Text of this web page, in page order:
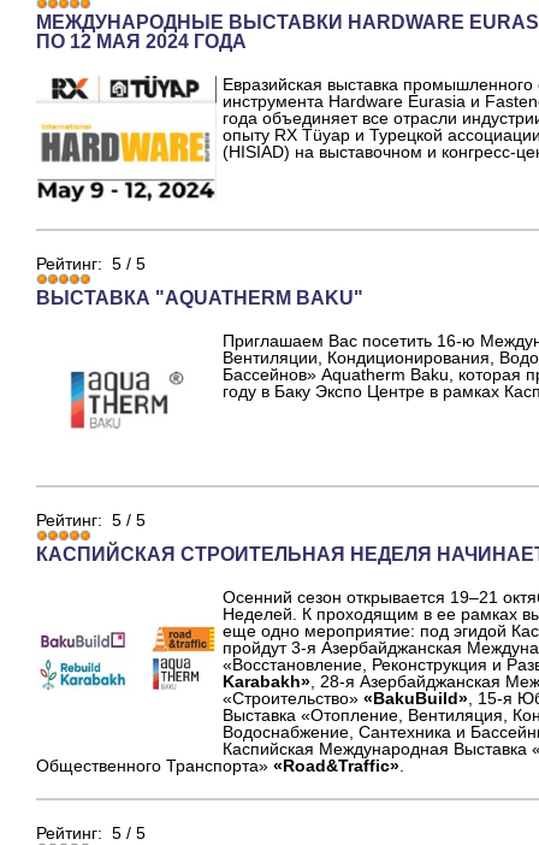
МЕЖДУНАРОДНЫЕ ВЫСТАВКИ HARDWARE
ПО 12 МАЯ 2024 ГОДА
Евразийская выставка
инструмента Hardware Eurasia и
года объединяет все отрасли
опыту RX Tüyap и Турецкой
(HISIAD) на выставочном и конгресс-
Рейтинг: 5 / 5
ВЫСТАВКА "AQUATHERM BAKU"
Приглашаем Вас посетить 16-ю
Вентиляции, Кондиционирования,
Бассейнов» Aquatherm Baku, которая
году в Баку Экспо Центре в рамках
Рейтинг: 5 / 5
КАСПИЙСКАЯ СТРОИТЕЛЬНАЯ НЕДЕЛЯ
Осенний сезон открывается 19–21
Неделей. К проходящим в ее рамках
еще одно мероприятие: под эгидой
пройдут 3-я Азербайджанская
«Восстановление, Реконструкция и
Karabakh» , 28-я Азербайджанская
«Строительство» «BakuBuild» , 15-я
Выставка «Отопление, Вентиляция,
Водоснабжение, Сантехника и
Каспийская Международная Выставка
Общественного Транспорта» «Road&Traffic»
Рейтинг: 5 / 5